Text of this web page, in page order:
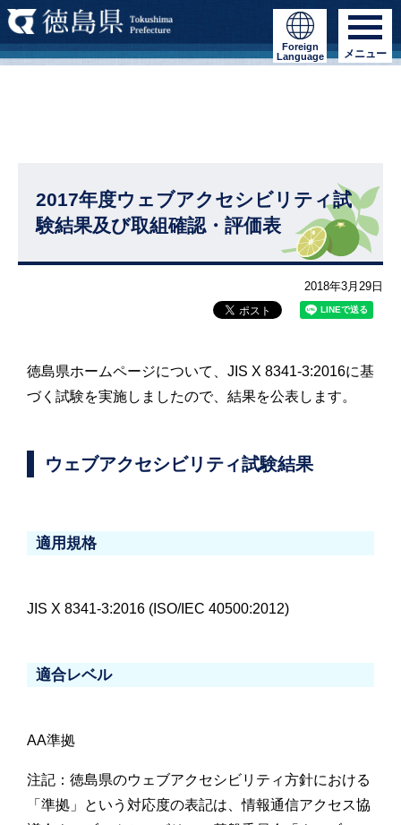
Foreign
Language
メニュー
2017年度ウェブアクセシビリティ試
験結果及び取組確認・評価表
2018年3月29日
徳島県ホームページについて、JIS X 8341-3:2016に基
づく試験を実施しましたので、結果を公表します。
ウェブアクセシビリティ試験結果
適用規格
JIS X 8341-3:2016 (ISO/IEC 40500:2012)
適合レベル
AA準拠
注記：徳島県のウェブアクセシビリティ方針における
「準拠」という対応度の表記は、情報通信アクセス協